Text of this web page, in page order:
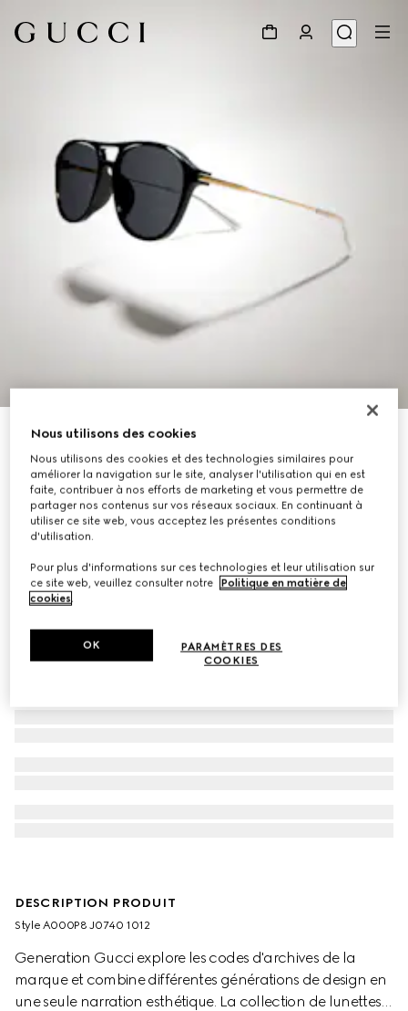
Lunettes de soleil navigateur à pont bas
€ 350
Déclinaisonsnoir
DESCRIPTION PRODUIT
Style ‎A000P8 J0740 1012
Generation Gucci explore les codes d'archives de la
marque et combine différentes générations de design en
une seule narration esthétique. La collection de lunettes
Nous utilisons des cookies
Nous utilisons des cookies et des technologies similaires pour
améliorer la navigation sur le site, analyser l'utilisation qui en est
faite, contribuer à nos efforts de marketing et vous permettre de
partager nos contenus sur vos réseaux sociaux. En continuant à
utiliser ce site web, vous acceptez les présentes conditions
d'utilisation.
Pour plus d'informations sur ces technologies et leur utilisation sur
ce site web, veuillez consulter notre
Politique en matière de
cookies.
PARAMÈTRES DES
COOKIES
OK